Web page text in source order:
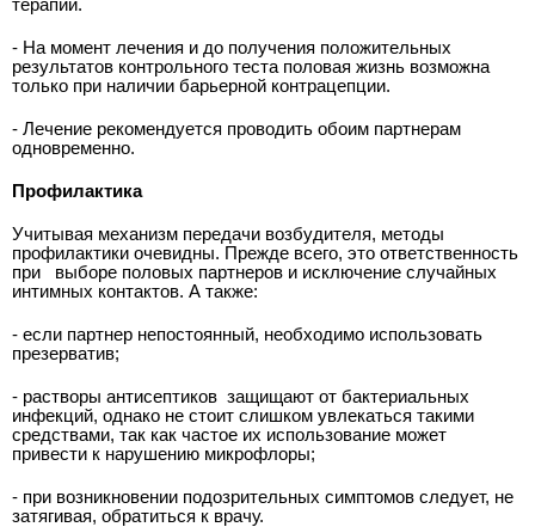
терапии.
- На момент лечения и до получения положительных
результатов контрольного теста половая жизнь возможна
только при наличии барьерной контрацепции.
- Лечение рекомендуется проводить обоим партнерам
одновременно.
Профилактика
Учитывая механизм передачи возбудителя, методы
профилактики очевидны. Прежде всего, это ответственность
при
выборе половых партнеров и исключение случайных
интимных контактов. А также:
- если партнер непостоянный, необходимо использовать
презерватив;
- растворы антисептиков защищают от бактериальных
инфекций, однако не стоит слишком увлекаться такими
средствами, так как частое их использование может
привести к нарушению микрофлоры;
- при возникновении подозрительных симптомов следует, не
затягивая, обратиться к врачу.